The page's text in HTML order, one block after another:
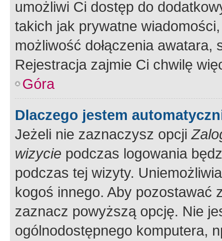
umożliwi Ci dostęp do
takich jak prywatne
możliwość dołączenia
Rejestracja zajmie Ci chwilę
Góra
Dlaczego jestem
Jeżeli nie zaznaczysz opcji
wizycie podczas logowania
podczas tej wizyty.
kogoś innego. Aby pozostawać
zaznacz powyższą opcję. Nie
ogólnodostępnego komputera,